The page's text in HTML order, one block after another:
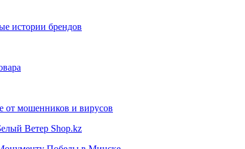
истории брендов
от мошенников и вирусов
Ветер Shop.kz